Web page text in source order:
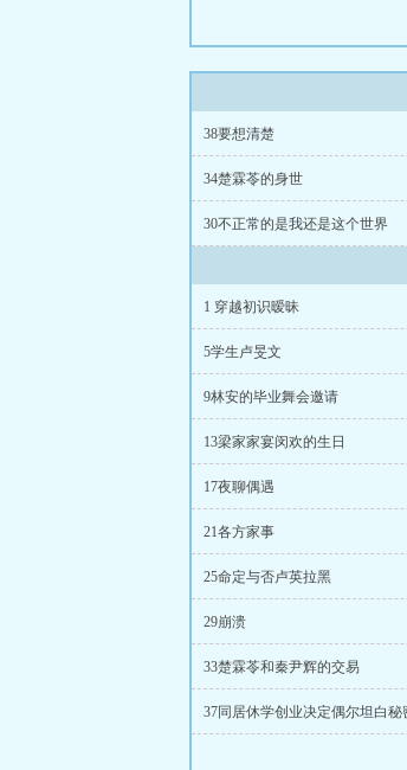
38要想清楚
34楚霖苓的身世
30不正常的是我还是这个世界
1 穿越初识暧昧
5学生卢旻文
9林安的毕业舞会邀请
13梁家家宴闵欢的生日
17夜聊偶遇
21各方家事
25命定与否卢英拉黑
29崩溃
33楚霖苓和秦尹辉的交易
37同居休学创业决定偶尔坦白秘